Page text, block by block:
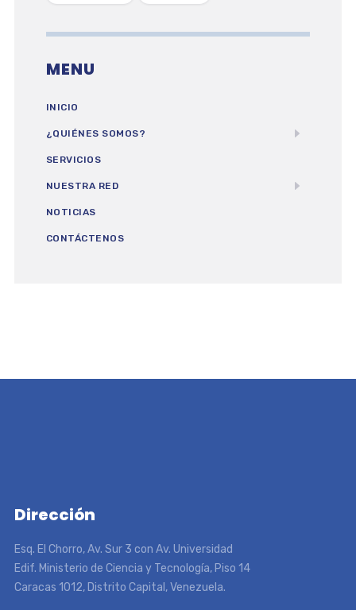
MENU
INICIO
¿QUIÉNES SOMOS?
SERVICIOS
NUESTRA RED
NOTICIAS
CONTÁCTENOS
Dirección
Esq. El Chorro, Av. Sur 3 con Av. Universidad
Edif. Ministerio de Ciencia y Tecnología, Piso 14
Caracas 1012, Distrito Capital, Venezuela.